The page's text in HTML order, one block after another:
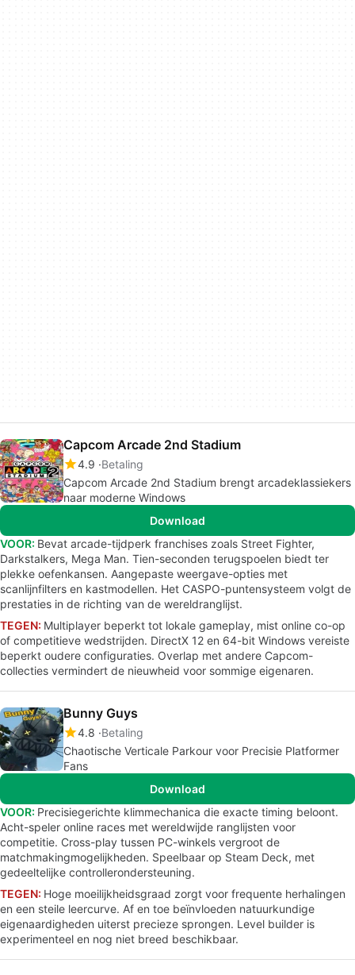
Capcom Arcade 2nd Stadium
4.9 Betaling
Capcom Arcade 2nd Stadium brengt arcadeklassiekers
naar moderne Windows
Download
VOOR: Bevat arcade-tijdperk franchises zoals Street Fighter,
Darkstalkers, Mega Man. Tien-seconden terugspoelen biedt ter
plekke oefenkansen. Aangepaste weergave-opties met
scanlijnfilters en kastmodellen. Het CASPO-puntensysteem volgt de
prestaties in de richting van de wereldranglijst.
TEGEN: Multiplayer beperkt tot lokale gameplay, mist online co-op
of competitieve wedstrijden. DirectX 12 en 64-bit Windows vereiste
beperkt oudere configuraties. Overlap met andere Capcom-
collecties vermindert de nieuwheid voor sommige eigenaren.
Bunny Guys
4.8 Betaling
Chaotische Verticale Parkour voor Precisie Platformer
Fans
Download
VOOR: Precisiegerichte klimmechanica die exacte timing beloont.
Acht-speler online races met wereldwijde ranglijsten voor
competitie. Cross-play tussen PC-winkels vergroot de
matchmakingmogelijkheden. Speelbaar op Steam Deck, met
gedeeltelijke controllerondersteuning.
TEGEN: Hoge moeilijkheidsgraad zorgt voor frequente herhalingen
en een steile leercurve. Af en toe beïnvloeden natuurkundige
eigenaardigheden uiterst precieze sprongen. Level builder is
experimenteel en nog niet breed beschikbaar.